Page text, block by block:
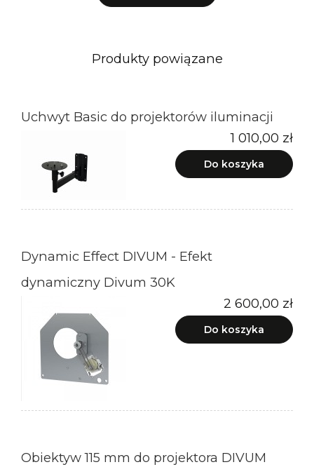
Produkty powiązane
Uchwyt Basic do projektorów iluminacji
1 010,00 zł
Do koszyka
Dynamic Effect DIVUM - Efekt
dynamiczny Divum 30K
2 600,00 zł
Do koszyka
Obiektyw 115 mm do projektora DIVUM